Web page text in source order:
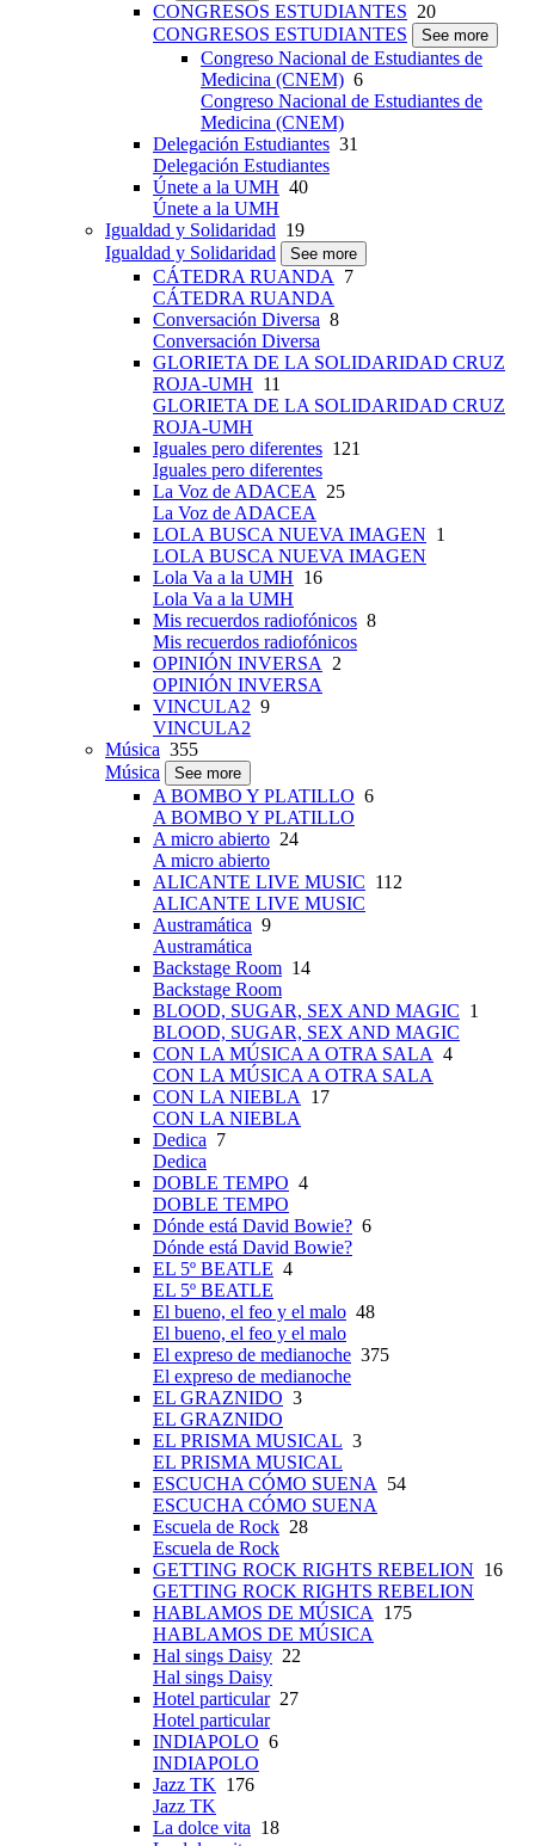
CONGRESOS ESTUDIANTES 20
CONGRESOS ESTUDIANTES
See more
Congreso Nacional de Estudiantes de
Medicina (CNEM) 6
Congreso Nacional de Estudiantes de
Medicina (CNEM)
Delegación Estudiantes 31
Delegación Estudiantes
Únete a la UMH 40
Únete a la UMH
Igualdad y Solidaridad 19
Igualdad y Solidaridad
See more
CÁTEDRA RUANDA
7
CÁTEDRA RUANDA
Conversación Diversa 8
Conversación Diversa
GLORIETA DE LA SOLIDARIDAD CRUZ
ROJA-UMH 11
GLORIETA DE LA SOLIDARIDAD CRUZ
ROJA-UMH
Iguales pero diferentes 121
Iguales pero diferentes
La Voz de ADACEA
25
La Voz de ADACEA
LOLA BUSCA NUEVA IMAGEN 1
LOLA BUSCA NUEVA IMAGEN
Lola Va a la UMH 16
Lola Va a la UMH
Mis recuerdos radiofónicos 8
Mis recuerdos radiofónicos
OPINIÓN INVERSA
2
OPINIÓN INVERSA
VINCULA2 9
VINCULA2
Música 355
Música
See more
A BOMBO Y PLATILLO 6
A BOMBO Y PLATILLO
A micro abierto 24
A micro abierto
ALICANTE LIVE MUSIC 112
ALICANTE LIVE MUSIC
Austramática 9
Austramática
Backstage Room 14
Backstage Room
BLOOD, SUGAR, SEX AND MAGIC 1
BLOOD, SUGAR, SEX AND MAGIC
CON LA MÚSICA A OTRA SALA 4
CON LA MÚSICA A OTRA SALA
CON LA NIEBLA
17
CON LA NIEBLA
Dedica 7
Dedica
DOBLE TEMPO 4
DOBLE TEMPO
Dónde está David Bowie? 6
Dónde está David Bowie?
EL 5º BEATLE 4
EL 5º BEATLE
El bueno, el feo y el malo 48
El bueno, el feo y el malo
El expreso de medianoche 375
El expreso de medianoche
EL GRAZNIDO 3
EL GRAZNIDO
EL PRISMA MUSICAL 3
EL PRISMA MUSICAL
ESCUCHA CÓMO SUENA
54
ESCUCHA CÓMO SUENA
Escuela de Rock 28
Escuela de Rock
GETTING ROCK RIGHTS REBELION 16
GETTING ROCK RIGHTS REBELION
HABLAMOS DE MÚSICA
175
HABLAMOS DE MÚSICA
Hal sings Daisy 22
Hal sings Daisy
Hotel particular27
Hotel particular
INDIAPOLO 6
INDIAPOLO
Jazz TK 176
Jazz TK
La dolce vita 18